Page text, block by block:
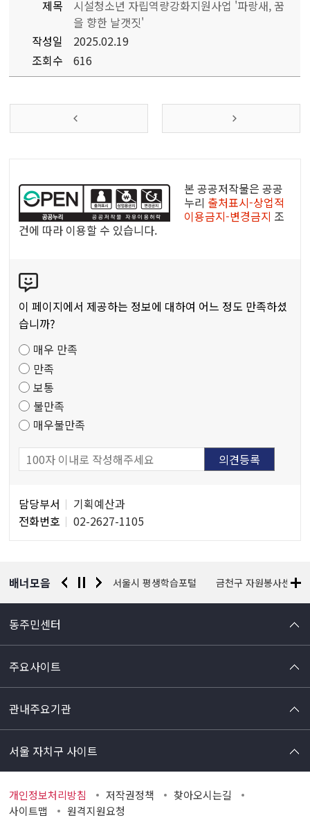
제목
시설청소년 자립역량강화지원사업 '파랑새, 꿈
을 향한 날갯짓'
작성일
2025.02.19
조회수
616
공
리
공
저
작
물
본 공공저작물은 공공
누리 출처표시-상업적
이용금지-변경금지 조
건에 따라 이용할 수 있습니다.
텐
츠
만
도
조
사
이 페이지에서 제공하는 정보에 대하여 어느 정도 만족하셨
습니까?
매우 만족
만족
보통
불만족
매우불만족
당
자
담당부서
기획예산과
전화번호
02-2627-1105
배너모음
찰청 유실물 통합포털 서울시 평생학습포털 금천구 자원봉사센터
동주민센터
주요사이트
관내주요기관
서울 자치구 사이트
개인정보처리방침 저작권정책
찾아오시는길
사이트맵
원격지원요청